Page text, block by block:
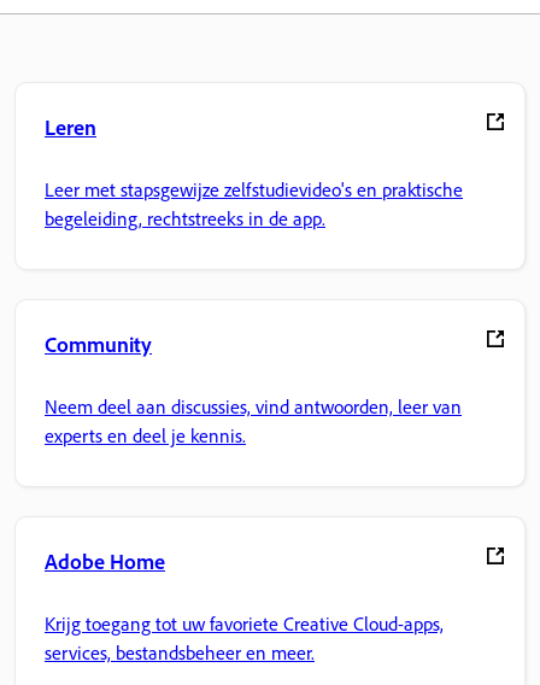
Leren
Leer met stapsgewijze zelfstudievideo's en praktische
begeleiding, rechtstreeks in de app.
Community
Neem deel aan discussies, vind antwoorden, leer van
experts en deel je kennis.
Adobe Home
Krijg toegang tot uw favoriete Creative Cloud-apps,
services, bestandsbeheer en meer.